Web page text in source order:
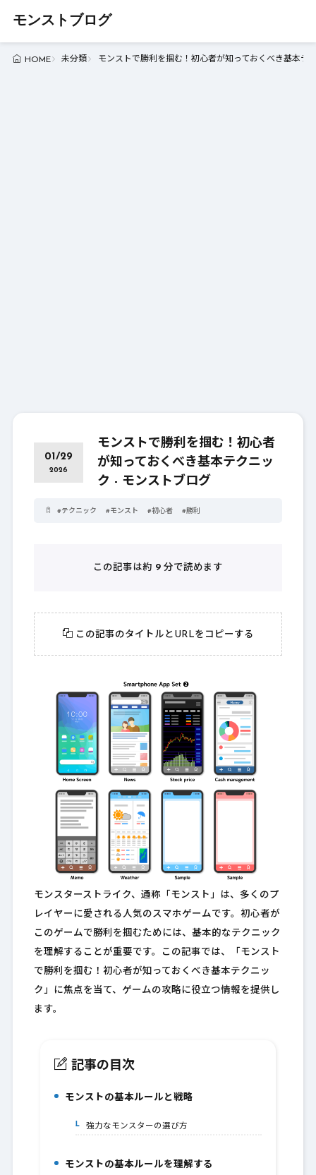
モンストブログ
HOME 未分類 モンストで勝利を掴む！初心者が知っておくべき基本テ
01/29
2026
モンストで勝利を掴む！初心者
が知っておくべき基本テクニッ
ク - モンストブログ
#テクニック #モンスト #初心者 #勝利
この記事は約 9 分で読めます
この記事のタイトルとURLをコピーする
モンスターストライク、通称「モンスト」は、多くのプ
レイヤーに愛される人気のスマホゲームです。初心者が
このゲームで勝利を掴むためには、基本的なテクニック
を理解することが重要です。この記事では、「モンスト
で勝利を掴む！初心者が知っておくべき基本テクニッ
ク」に焦点を当て、ゲームの攻略に役立つ情報を提供し
ます。
記事の目次
モンストの基本ルールと戦略
1-1.強力なモンスターの選び方
モンストの基本ルールを理解する